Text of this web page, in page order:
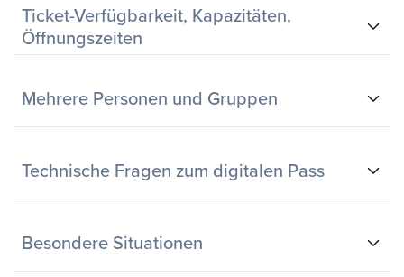
Ticket-Verfügbarkeit, Kapazitäten,
Öffnungszeiten
Mehrere Personen und Gruppen
Technische Fragen zum digitalen Pass
Besondere Situationen